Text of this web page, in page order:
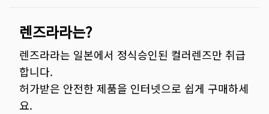
렌즈라라는?
렌즈라라는 일본에서 정식승인된 컬러렌즈만 취급
합니다.
허가받은 안전한 제품을 인터넷으로 쉽게 구매하세
요.